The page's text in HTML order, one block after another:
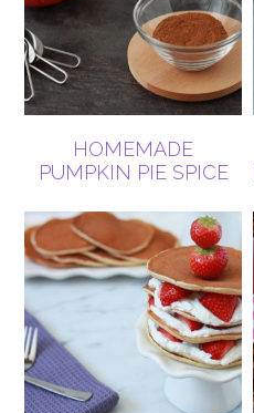
HOMEMADE
PUMPKIN PIE SPICE